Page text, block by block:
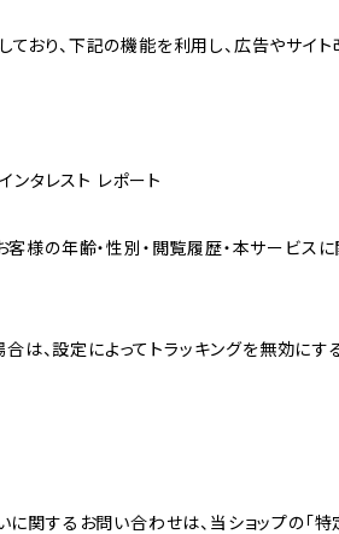
ており、下記の機能を利用し、広告や
タレスト レポート
の年齢・性別・閲覧履歴・本サービス
、設定によってトラッキングを無効に
関するお問い合わせは、当ショップの「